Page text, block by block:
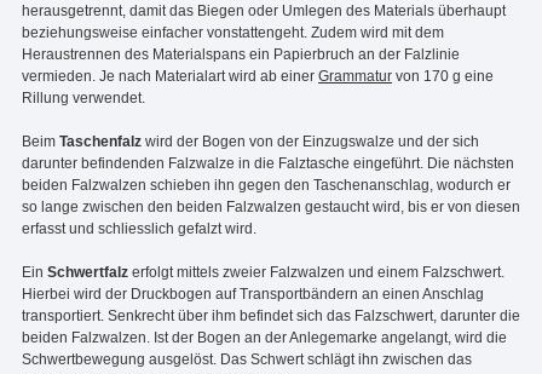
herausgetrennt, damit das Biegen oder Umlegen des Materials überhaupt
beziehungsweise einfacher vonstattengeht. Zudem wird mit dem
Heraustrennen des Materialspans ein Papierbruch an der Falzlinie
vermieden. Je nach Materialart wird ab einer Grammatur von 170 g eine
Rillung verwendet.
Beim Taschenfalz wird der Bogen von der Einzugswalze und der sich
darunter befindenden Falzwalze in die Falztasche eingeführt. Die nächsten
beiden Falzwalzen schieben ihn gegen den Taschenanschlag, wodurch er
so lange zwischen den beiden Falzwalzen gestaucht wird, bis er von diesen
erfasst und schliesslich gefalzt wird.
Ein Schwertfalz erfolgt mittels zweier Falzwalzen und einem Falzschwert.
Hierbei wird der Druckbogen auf Transportbändern an einen Anschlag
transportiert. Senkrecht über ihm befindet sich das Falzschwert, darunter die
beiden Falzwalzen. Ist der Bogen an der Anlegemarke angelangt, wird die
Schwertbewegung ausgelöst. Das Schwert schlägt ihn zwischen das